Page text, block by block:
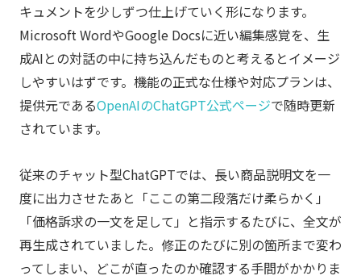
キュメントを少しずつ仕上げていく形になります。
Microsoft WordやGoogle Docsに近い編集感覚を、生
成AIとの対話の中に持ち込んだものと考えるとイメージ
しやすいはずです。機能の正式な仕様や対応プランは、
提供元であるOpenAIのChatGPT公式ページで随時更新
されています。
従来のチャット型ChatGPTでは、長い商品説明文を一
度に出力させたあと「ここの第二段落だけ柔らかく」
「価格訴求の一文を足して」と指示するたびに、全文が
再生成されていました。修正のたびに別の箇所まで変わ
ってしまい、どこが直ったのか確認する手間がかかりま